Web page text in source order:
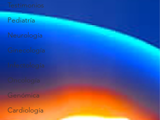
Testimonios
Pediatría
Neurología
Ginecología
Infectología
Oncología
Genómica
Cardiología